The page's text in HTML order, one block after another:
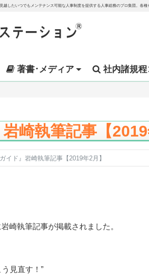
したいつでもメンテナンス可能な人事制度を提供する人事総務のプロ集団。各種
著書･メディア 社内諸規
崎執筆記事【2019
イド』岩崎執筆記事【2019年2月】
崎執筆記事が掲載されました。
見直す！”